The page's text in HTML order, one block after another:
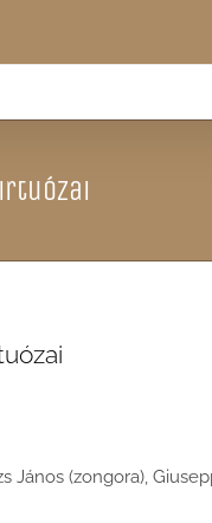
János (zongora),